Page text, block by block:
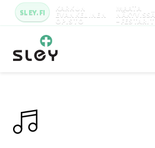
SLEY.FI KARKUN
EVANKELINEN
OPISTO
MAATA
NÄKYVISSÄ
-FESTARIT